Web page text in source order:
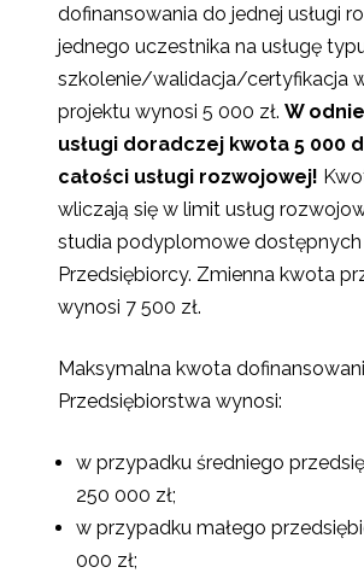
dofinansowania do jednej usługi
jednego uczestnika na usługę
szkolenie/walidacja/certyfikacja
projektu wynosi 5 000 zł. W
usługi doradczej kwota 5 000
całości usługi rozwojowej!
wliczają się w limit usług
studia podyplomowe dostępnych
Przedsiębiorcy. Zmienna kwota
wynosi 7 500 zł.
Maksymalna kwota
Przedsiębiorstwa wynosi:
w przypadku średniego
250 000 zł;
w przypadku małego
000 zł;